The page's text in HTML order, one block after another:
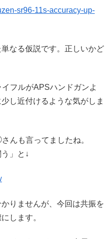
sr96-11s-accuracy-up-
なる仮説です。正しいかど
フルがAPSハンドガンよ
し近付けるような気がしま
んも言ってましたね。
」と↓
りませんが、今回は共振を
します。